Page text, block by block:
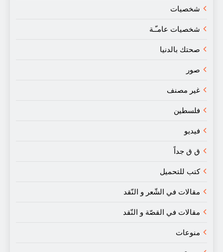
شخصيات
شخصيات عامـّـة
صحتك بالدنيا
صور
غير مصنف
فلسطين
فيديو
ق ق جداً
كتب للتحميل
مقالات في الشّعر و النّقد
مقالات في القصّة و النّقد
منوعات